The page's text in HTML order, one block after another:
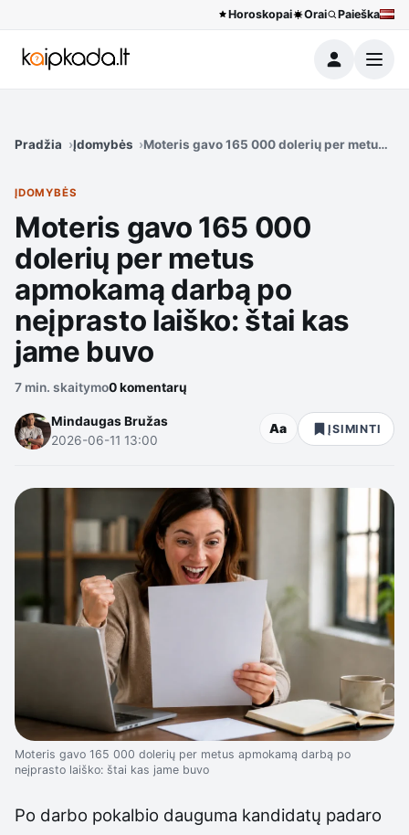
Horoskopai Orai Paieška
Meniu
Pradžia Įdomybės Moteris gavo 165 000 dolerių per metus
ĮDOMYBĖS
Moteris gavo 165 000
dolerių per metus
apmokamą darbą po
neįprasto laiško: štai kas
jame buvo
7 min. skaitymo0 komentarų
Mindaugas Bružas
2026-06-11 13:00
Aa ĮSIMINTI
Moteris gavo 165 000 dolerių per metus apmokamą darbą po
neįprasto laiško: štai kas jame buvo
Po darbo pokalbio dauguma kandidatų padaro